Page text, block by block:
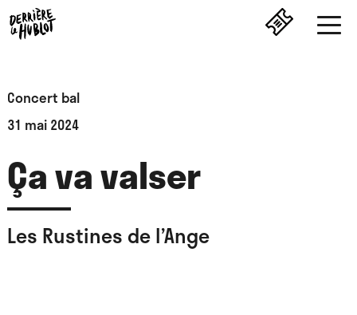
Concert bal
31 mai 2024
Ça va valser
Les Rustines de l’Ange